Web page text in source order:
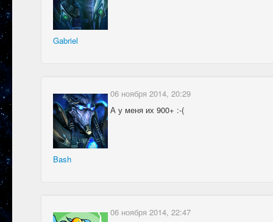
Gabriel
Bash
06 ноября 2014, 20:29
А у меня их 900+ :-(
06 ноября 2014, 22:47